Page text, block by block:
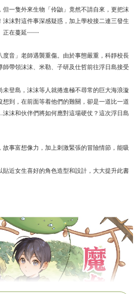
但一隻外來生物「伶鼬」竟然不請自來，更把沫
沫對這件事深感疑惑，加上學校接二連三發生
正在蔓延⋯⋯
音」老師遇襲重傷。由於事態嚴重，科靜校長
帶領沫沫、米勒、子研及仕哲前往浮日島接受
登島，沫沫等人就捲進極不尋常的巨大海浪漩
到，在前面等着他們的難關，卻是一道比一道
沫和伙伴們將如何應對這場硬仗？這次浮日島
故事富想像力，加上刺激緊張的冒險情節，能吸
貼近女生喜好的角色造型和設計，大大提升此書